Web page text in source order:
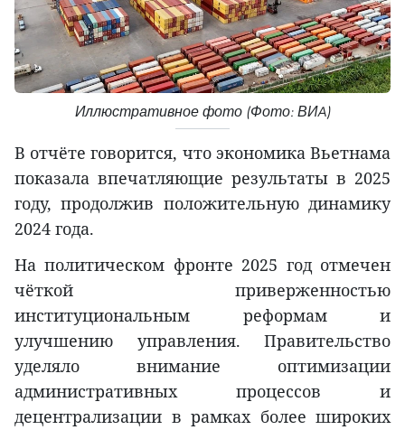
Иллюстративное фото (Фото: ВИA)
В отчёте говорится, что экономика Вьетнама
показала впечатляющие результаты в 2025
году, продолжив положительную динамику
2024 года.
На политическом фронте 2025 год отмечен
чёткой приверженностью
институциональным реформам и
улучшению управления. Правительство
уделяло внимание оптимизации
административных процессов и
децентрализации в рамках более широких